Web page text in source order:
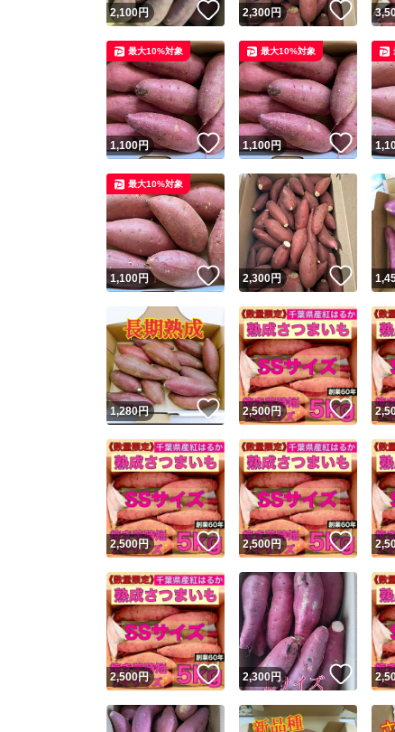
Yahoo!
2,100円 いいね！
2,300円 いい
1,100円 いいね！
最大10%対象
1,100円 いい
最大10%対象
1,100円 いいね！
最大10%対象
2,300円 いい
1,280円 いいね！
2,500円 いい
2,500円 いいね！
2,500円 いい
2,500円 いいね！
2,300円 いい